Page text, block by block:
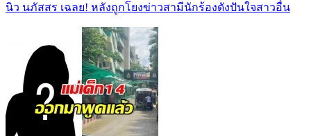
นิว นภัสสร เฉลย! หลังถูกโยงข่าวสามีนักร้องดังปันใจสาวอื่น